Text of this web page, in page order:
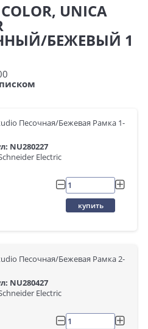
UNICA
БЕЖЕВЫЙ 1
Песочная/Бежевая Рамка 1-
NU280227
Electric
купить
Песочная/Бежевая Рамка 2-
NU280427
Electric